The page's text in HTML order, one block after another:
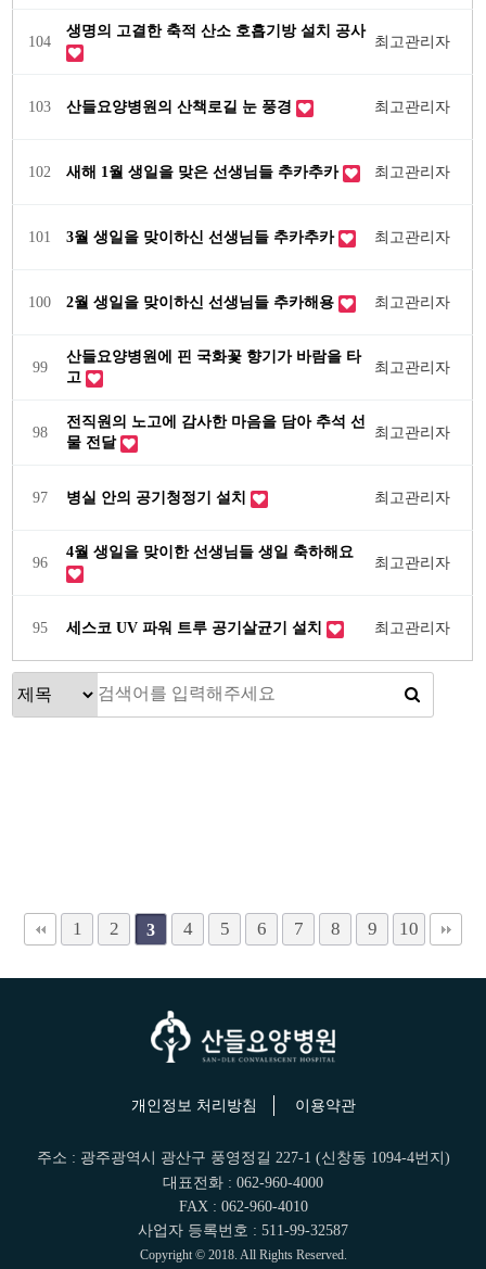
104
생명의 고결한 축적 산소 호흡기방 설치 공사
최고관리자
103 산들요양병원의 산책로길 눈 풍경 최고관리자
102 새해 1월 생일을 맞은 선생님들 추카추카 최고관리자
101 3월 생일을 맞이하신 선생님들 추카추카 최고관리자
100 2월 생일을 맞이하신 선생님들 추카해용 최고관리자
99
산들요양병원에 핀 국화꽃 향기가 바람을 타
고
최고관리자
98
전직원의 노고에 감사한 마음을 담아 추석 선
물 전달
최고관리자
97 병실 안의 공기청정기 설치 최고관리자
96
4월 생일을 맞이한 선생님들 생일 축하해요
최고관리자
95 세스코 UV 파워 트루 공기살균기 설치 최고관리자
1 2 3 4 5 6 7 8 9 10
개인정보 처리방침 이용약관
주소 : 광주광역시 광산구 풍영정길 227-1 (신창동 1094-4번지)
대표전화 : 062-960-4000
FAX : 062-960-4010
사업자 등록번호 : 511-99-32587
Copyright © 2018. All Rights Reserved.